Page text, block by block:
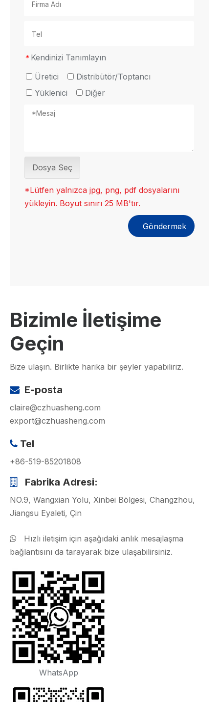
* Kendinizi Tanımlayın
Üretici
Distribütör/Toptancı
Yüklenici
Diğer
Dosya Seç
*Lütfen yalnızca jpg, png, pdf dosyalarını
yükleyin. Boyut sınırı 25 MB'tır.
Göndermek
Bizimle İletişime
Geçin
Bize ulaşın. Birlikte harika bir şeyler yapabiliriz.
 E-posta
claire@czhuasheng.com
export@czhuasheng.com
 Tel
+86-519-85201808
 Fabrika Adresi:
NO.9, Wangxian Yolu, Xinbei Bölgesi, Changzhou,
Jiangsu Eyaleti, Çin

Hızlı iletişim için aşağıdaki anlık mesajlaşma
bağlantısını da tarayarak bize ulaşabilirsiniz.
WhatsApp